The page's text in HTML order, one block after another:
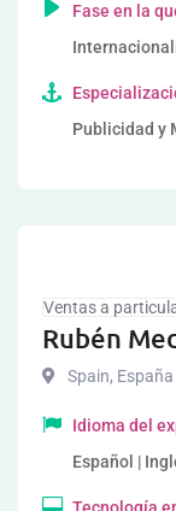
Fase en la
Publicidad y
Ventas a
Rubén
Spain, España
Idioma del
Español |